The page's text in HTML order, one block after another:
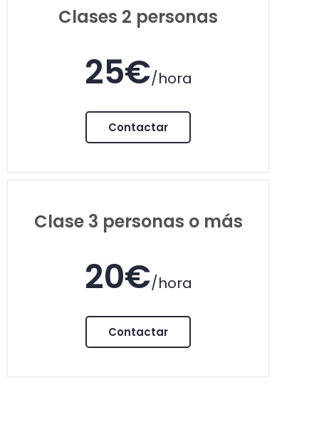
Clases 2 personas
25€/hora
Contactar
Clase 3 personas o más
20€/hora
Contactar